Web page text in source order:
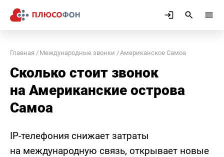
Главная Международные звонки Американское Самоа
Сколько стоит звонок
на Американские острова
Самоа
IP-телефония снижает затраты
на международную связь, открывает новые